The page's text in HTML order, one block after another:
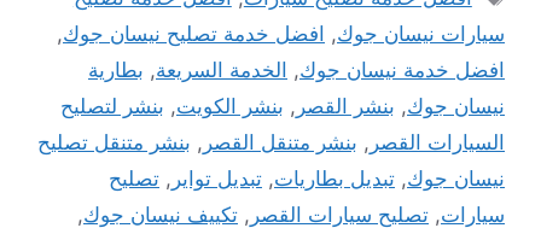
سيارات نيسان جوك, افضل خدمة تصليح نيسان جوك,
افضل خدمة نيسان جوك, الخدمة السريعة, بطارية
نيسان جوك, بنشر القصر , بنشر الكويت, بنشر لتصليح
السيارات القصر , بنشر متنقل القصر , بنشر متنقل تصليح
نيسان جوك, تبديل بطاريات, تبديل تواير , تصليح
سيارات, تصليح سيارات القصر , تكييف نيسان جوك,